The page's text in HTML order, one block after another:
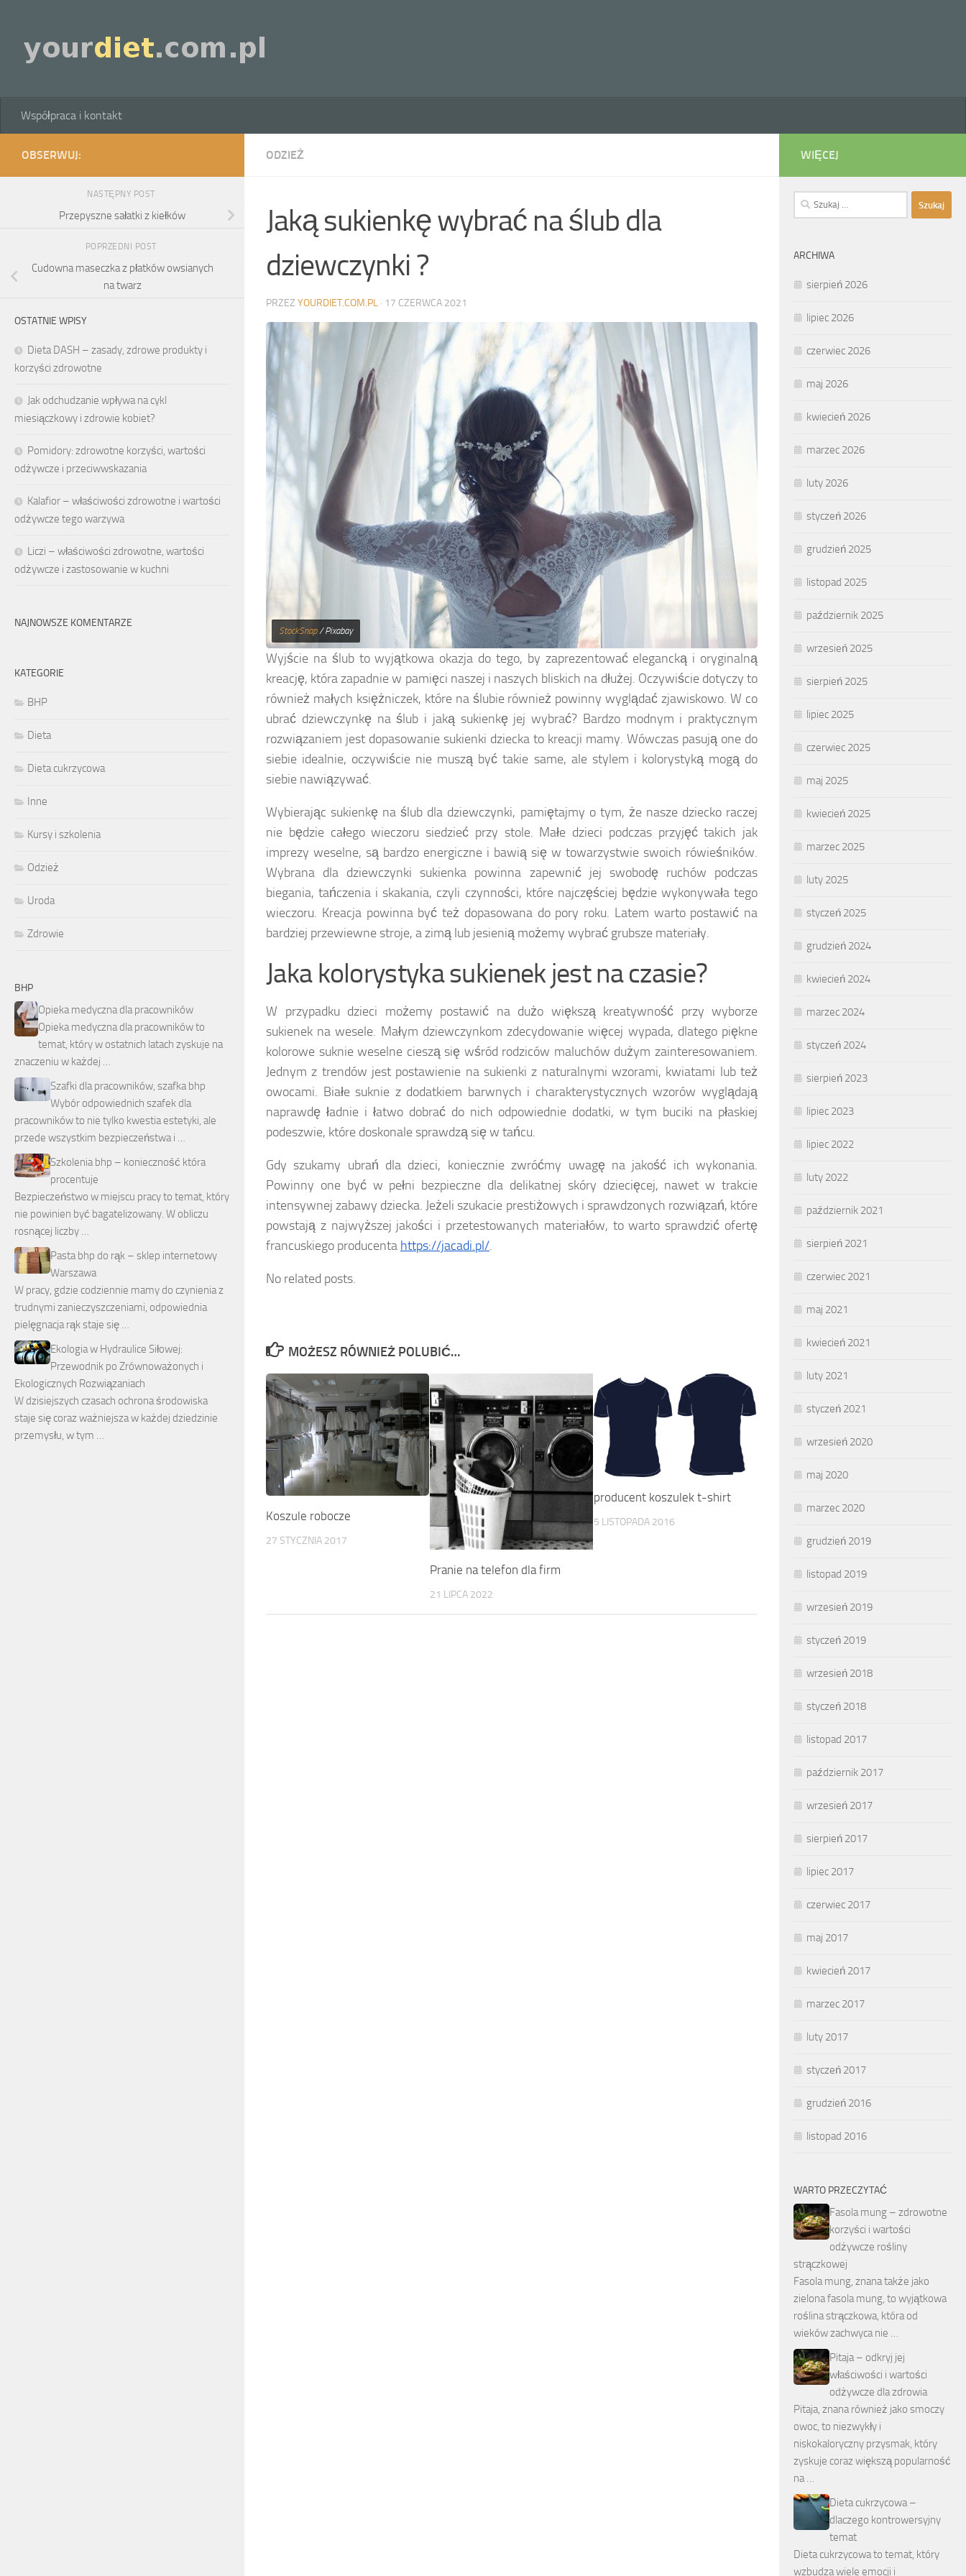
Współpraca i kontakt
ODZIEŻ
Jaką sukienkę wybrać na ślub dla
dziewczynki ?
PRZEZ YOURDIET.COM.PL · 17 CZERWCA 2021
StockSnap/ Pixabay
Wyjście na ślub to wyjątkowa okazja do tego, by zaprezentować elegancką i oryginalną
kreację, która zapadnie w pamięci naszej i naszych bliskich na dłużej. Oczywiście dotyczy to
również małych księżniczek, które na ślubie również powinny wyglądać zjawiskowo. W co
ubrać dziewczynkę na ślub i jaką sukienkę jej wybrać? Bardzo modnym i praktycznym
rozwiązaniem jest dopasowanie sukienki dziecka to kreacji mamy. Wówczas pasują one do
siebie idealnie, oczywiście nie muszą być takie same, ale stylem i kolorystyką mogą do
siebie nawiązywać.
Wybierając sukienkę na ślub dla dziewczynki, pamiętajmy o tym, że nasze dziecko raczej
nie będzie całego wieczoru siedzieć przy stole. Małe dzieci podczas przyjęć takich jak
imprezy weselne, są bardzo energiczne i bawią się w towarzystwie swoich rówieśników.
Wybrana dla dziewczynki sukienka powinna zapewnić jej swobodę ruchów podczas
biegania, tańczenia i skakania, czyli czynności, które najczęściej będzie wykonywała tego
wieczoru. Kreacja powinna być też dopasowana do pory roku. Latem warto postawić na
bardziej przewiewne stroje, a zimą lub jesienią możemy wybrać grubsze materiały.
Jaka kolorystyka sukienek jest na czasie?
W przypadku dzieci możemy postawić na dużo większą kreatywność przy wyborze
sukienek na wesele. Małym dziewczynkom zdecydowanie więcej wypada, dlatego piękne
kolorowe suknie weselne cieszą się wśród rodziców maluchów dużym zainteresowaniem.
Jednym z trendów jest postawienie na sukienki z naturalnymi wzorami, kwiatami lub też
owocami. Białe suknie z dodatkiem barwnych i charakterystycznych wzorów wyglądają
naprawdę ładnie i łatwo dobrać do nich odpowiednie dodatki, w tym buciki na płaskiej
podeszwie, które doskonale sprawdzą się w tańcu.
Gdy szukamy ubrań dla dzieci, koniecznie zwróćmy uwagę na jakość ich wykonania.
Powinny one być w pełni bezpieczne dla delikatnej skóry dziecięcej, nawet w trakcie
intensywnej zabawy dziecka. Jeżeli szukacie prestiżowych i sprawdzonych rozwiązań, które
powstają z najwyższej jakości i przetestowanych materiałów, to warto sprawdzić ofertę
francuskiego producenta https://jacadi.pl/.
No related posts.
MOŻESZ RÓWNIEŻ POLUBIĆ…
Koszule robocze
27 STYCZNIA 2017
Pranie na telefon dla firm
21 LIPCA 2022
producent koszulek t-shirt
5 LISTOPADA 2016
OBSERWUJ:
NASTĘPNY POST
Przepyszne sałatki z kiełków
POPRZEDNI POST
Cudowna maseczka z płatków owsianych
na twarz
OSTATNIE WPISY
Dieta DASH – zasady, zdrowe produkty i
korzyści zdrowotne
Jak odchudzanie wpływa na cykl
miesiączkowy i zdrowie kobiet?
Pomidory: zdrowotne korzyści, wartości
odżywcze i przeciwwskazania
Kalafior – właściwości zdrowotne i wartości
odżywcze tego warzywa
Liczi – właściwości zdrowotne, wartości
odżywcze i zastosowanie w kuchni
NAJNOWSZE KOMENTARZE
KATEGORIE
BHP
Dieta
Dieta cukrzycowa
Inne
Kursy i szkolenia
Odzież
Uroda
Zdrowie
BHP
Opieka medyczna dla pracowników
Opieka medyczna dla pracowników to
temat, który w ostatnich latach zyskuje na
znaczeniu w każdej …
Szafki dla pracowników, szafka bhp
Wybór odpowiednich szafek dla
pracowników to nie tylko kwestia estetyki, ale
przede wszystkim bezpieczeństwa i …
Szkolenia bhp – konieczność która
procentuje
Bezpieczeństwo w miejscu pracy to temat, który
nie powinien być bagatelizowany. W obliczu
rosnącej liczby …
Pasta bhp do rąk – sklep internetowy
Warszawa
W pracy, gdzie codziennie mamy do czynienia z
trudnymi zanieczyszczeniami, odpowiednia
pielęgnacja rąk staje się …
Ekologia w Hydraulice Siłowej:
Przewodnik po Zrównoważonych i
Ekologicznych Rozwiązaniach
W dzisiejszych czasach ochrona środowiska
staje się coraz ważniejsza w każdej dziedzinie
przemysłu, w tym …
WIĘCEJ
Szukaj:
ARCHIWA
sierpień 2026
lipiec 2026
czerwiec 2026
maj 2026
kwiecień 2026
marzec 2026
luty 2026
styczeń 2026
grudzień 2025
listopad 2025
październik 2025
wrzesień 2025
sierpień 2025
lipiec 2025
czerwiec 2025
maj 2025
kwiecień 2025
marzec 2025
luty 2025
styczeń 2025
grudzień 2024
kwiecień 2024
marzec 2024
styczeń 2024
sierpień 2023
lipiec 2023
lipiec 2022
luty 2022
październik 2021
sierpień 2021
czerwiec 2021
maj 2021
kwiecień 2021
luty 2021
styczeń 2021
wrzesień 2020
maj 2020
marzec 2020
grudzień 2019
listopad 2019
wrzesień 2019
styczeń 2019
wrzesień 2018
styczeń 2018
listopad 2017
październik 2017
wrzesień 2017
sierpień 2017
lipiec 2017
czerwiec 2017
maj 2017
kwiecień 2017
marzec 2017
luty 2017
styczeń 2017
grudzień 2016
listopad 2016
WARTO PRZECZYTAĆ
Fasola mung – zdrowotne
korzyści i wartości
odżywcze rośliny
strączkowej
Fasola mung, znana także jako
zielona fasola mung, to wyjątkowa
roślina strączkowa, która od
wieków zachwyca nie …
Pitaja – odkryj jej
właściwości i wartości
odżywcze dla zdrowia
Pitaja, znana również jako smoczy
owoc, to niezwykły i
niskokaloryczny przysmak, który
zyskuje coraz większą popularność
na …
Dieta cukrzycowa –
dlaczego kontrowersyjny
temat
Dieta cukrzycowa to temat, który
wzbudza wiele emocji i